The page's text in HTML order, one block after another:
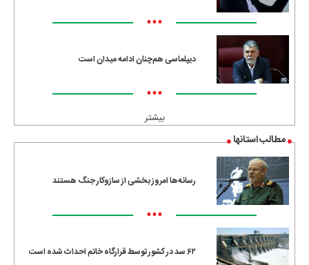
•••
دیپلماسی هم‌چنان ادامه میدان است
•••
بیشتر
مطالب استانها
رسانه‌ها امروز بخشی از سازوکار جنگ هستند
•••
۶۲ سد در کشور توسط قرارگاه خاتم احداث شده است